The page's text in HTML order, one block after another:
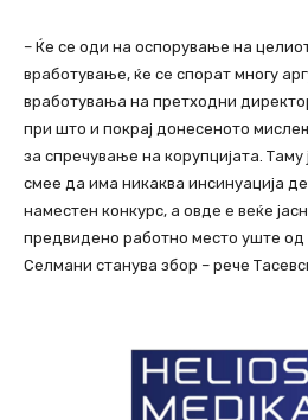
– Ќе се оди на оспорување на
вработување, ќе се спорат многу
вработувања на претходни
при што и покрај донесеното
за спречување на корупцијата.
смее да има никаква инсинуација
наместен конкурс, а овде е веќе
предвидено работно место уште
Селмани станува збор – рече